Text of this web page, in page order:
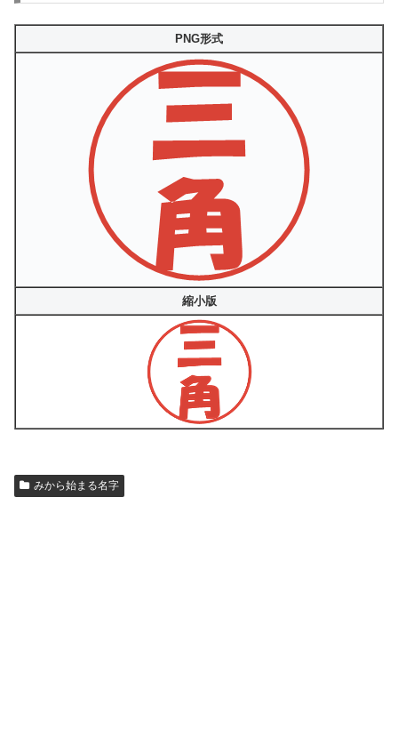
PNG形式
縮小版
みから始まる名字